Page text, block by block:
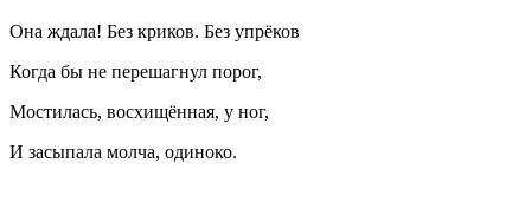
Она ждала! Без криков. Без упрёков
Когда бы не перешагнул порог,
Мостилась, восхищённая, у ног,
И засыпала молча, одиноко.